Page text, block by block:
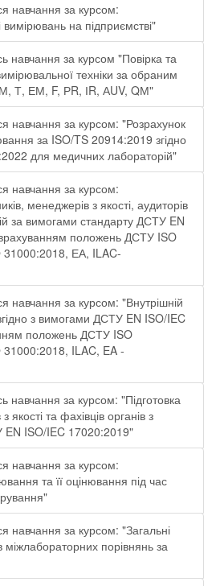
навчання за курсом:
на підприємстві"
навчання за курсом "Повірка та
техніки за обраним
Т, ЕМ, F, РR, ІR, АUV, QМ"
навчання за курсом: "Розрахунок
за ISO/TS 20914:2019 згідно
для медичних лабораторій"
навчання за курсом:
менеджерів з якості, аудиторів
за вимогами стандарту ДСТУ EN
положень ДСТУ ISO
ЕА, ILAC-
навчання за курсом: "Внутрішній
з вимогами ДСТУ EN ISO/IEC
положень ДСТУ ISO
ILAC, EA -
навчання за курсом: "Підготовка
якості та фахівців органів з
EN ISO/IEC 17020:2019"
навчання за курсом:
та її оцінювання під час
навчання за курсом: "Загальні
порівнянь за